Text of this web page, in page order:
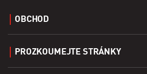
OBCHOD
PROZKOUMEJTE STRÁNKY